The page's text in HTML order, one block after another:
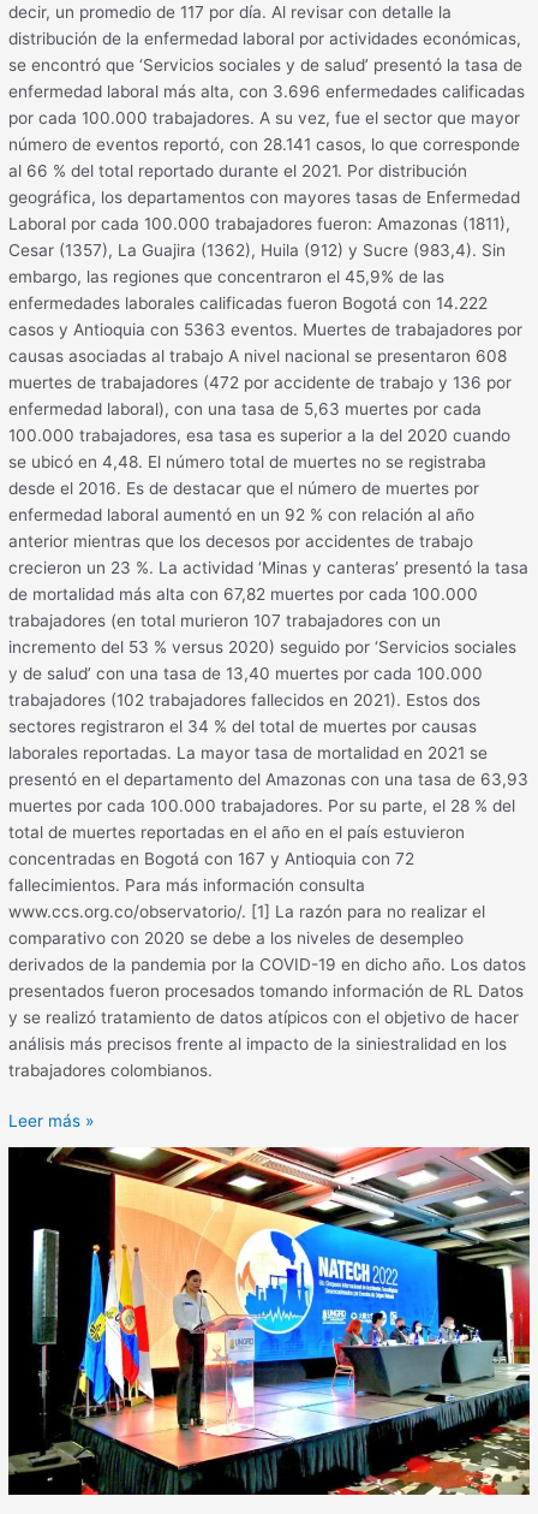
decir, un promedio de 117 por día. Al revisar con detalle la
distribución de la enfermedad laboral por actividades económicas,
se encontró que ‘Servicios sociales y de salud’ presentó la tasa de
enfermedad laboral más alta, con 3.696 enfermedades calificadas
por cada 100.000 trabajadores. A su vez, fue el sector que mayor
número de eventos reportó, con 28.141 casos, lo que corresponde
al 66 % del total reportado durante el 2021. Por distribución
geográfica, los departamentos con mayores tasas de Enfermedad
Laboral por cada 100.000 trabajadores fueron: Amazonas (1811),
Cesar (1357), La Guajira (1362), Huila (912) y Sucre (983,4). Sin
embargo, las regiones que concentraron el 45,9% de las
enfermedades laborales calificadas fueron Bogotá con 14.222
casos y Antioquia con 5363 eventos. Muertes de trabajadores por
causas asociadas al trabajo A nivel nacional se presentaron 608
muertes de trabajadores (472 por accidente de trabajo y 136 por
enfermedad laboral), con una tasa de 5,63 muertes por cada
100.000 trabajadores, esa tasa es superior a la del 2020 cuando
se ubicó en 4,48. El número total de muertes no se registraba
desde el 2016. Es de destacar que el número de muertes por
enfermedad laboral aumentó en un 92 % con relación al año
anterior mientras que los decesos por accidentes de trabajo
crecieron un 23 %. La actividad ‘Minas y canteras’ presentó la tasa
de mortalidad más alta con 67,82 muertes por cada 100.000
trabajadores (en total murieron 107 trabajadores con un
incremento del 53 % versus 2020) seguido por ‘Servicios sociales
y de salud’ con una tasa de 13,40 muertes por cada 100.000
trabajadores (102 trabajadores fallecidos en 2021). Estos dos
sectores registraron el 34 % del total de muertes por causas
laborales reportadas. La mayor tasa de mortalidad en 2021 se
presentó en el departamento del Amazonas con una tasa de 63,93
muertes por cada 100.000 trabajadores. Por su parte, el 28 % del
total de muertes reportadas en el año en el país estuvieron
concentradas en Bogotá con 167 y Antioquia con 72
fallecimientos. Para más información consulta
www.ccs.org.co/observatorio/. [1] La razón para no realizar el
comparativo con 2020 se debe a los niveles de desempleo
derivados de la pandemia por la COVID-19 en dicho año. Los datos
presentados fueron procesados tomando información de RL Datos
y se realizó tratamiento de datos atípicos con el objetivo de hacer
análisis más precisos frente al impacto de la siniestralidad en los
trabajadores colombianos.
Leer más »
experticia
técnica
6to
Simposio
internacional
accidentes
tecnológicos